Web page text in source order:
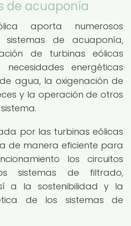
de acuaponía
aporta numerosos
de acuaponía,
de turbinas eólicas
energéticas
agua, la oxigenación de
y la operación de otros
por las turbinas eólicas
de manera eficiente para
los circuitos
sistemas de filtrado,
a la sostenibilidad y la
de los sistemas de